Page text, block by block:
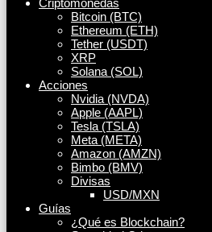
Criptomonedas
Bitcoin (BTC)
Ethereum (ETH)
Tether (USDT)
XRP
Solana (SOL)
Acciones
Nvidia (NVDA)
Apple (AAPL)
Tesla (TSLA)
Meta (META)
Amazon (AMZN)
Bimbo (BMV)
Divisas
USD/MXN
Guías
¿Qué es Blockchain?